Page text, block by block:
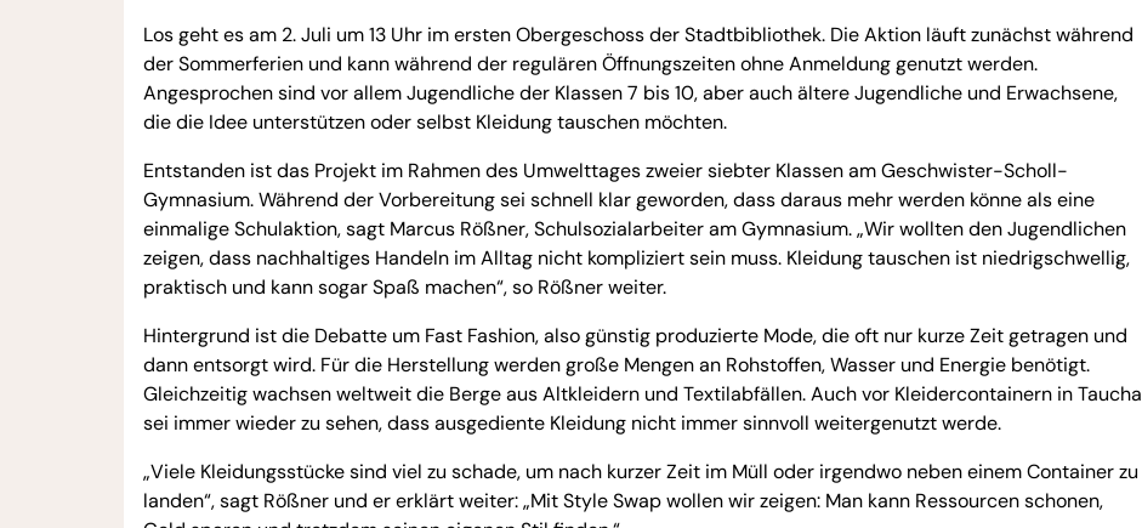
Los geht es am 2. Juli um 13 Uhr im ersten Obergeschoss der Stadtbibliothek. Die Aktion läuft zunächst während
der Sommerferien und kann während der regulären Öffnungszeiten ohne Anmeldung genutzt werden.
Angesprochen sind vor allem Jugendliche der Klassen 7 bis 10, aber auch ältere Jugendliche und Erwachsene,
die die Idee unterstützen oder selbst Kleidung tauschen möchten.
Entstanden ist das Projekt im Rahmen des Umwelttages zweier siebter Klassen am Geschwister-Scholl-
Gymnasium. Während der Vorbereitung sei schnell klar geworden, dass daraus mehr werden könne als eine
einmalige Schulaktion, sagt Marcus Rößner, Schulsozialarbeiter am Gymnasium. „Wir wollten den Jugendlichen
zeigen, dass nachhaltiges Handeln im Alltag nicht kompliziert sein muss. Kleidung tauschen ist niedrigschwellig,
praktisch und kann sogar Spaß machen“, so Rößner weiter.
Hintergrund ist die Debatte um Fast Fashion, also günstig produzierte Mode, die oft nur kurze Zeit getragen und
dann entsorgt wird. Für die Herstellung werden große Mengen an Rohstoffen, Wasser und Energie benötigt.
Gleichzeitig wachsen weltweit die Berge aus Altkleidern und Textilabfällen. Auch vor Kleidercontainern in Taucha
sei immer wieder zu sehen, dass ausgediente Kleidung nicht immer sinnvoll weitergenutzt werde.
„Viele Kleidungsstücke sind viel zu schade, um nach kurzer Zeit im Müll oder irgendwo neben einem Container zu
landen“, sagt Rößner und er erklärt weiter: „Mit Style Swap wollen wir zeigen: Man kann Ressourcen schonen,